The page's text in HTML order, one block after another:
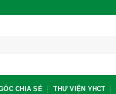
CHIA SẺ THƯ VIỆN YHCT